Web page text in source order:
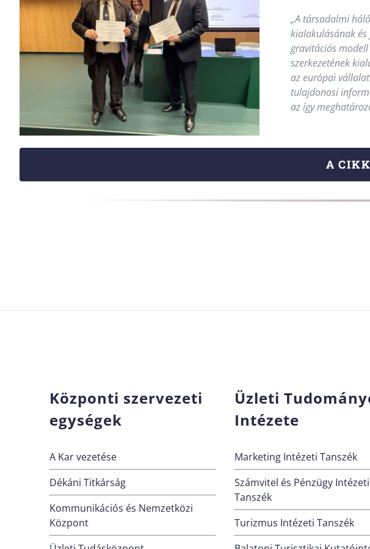
„A társadalmi
kialakulásának és
gravitációs
szerkezetének
az európai
tulajdonosi
az így
A
Központi szervezeti
egységek
A Kar vezetése
Dékáni Titkárság
Kommunikációs és Nemzetközi
Központ
Üzleti
Intézete
Marketing Intézeti Tanszék
Számvitel és Pénzügy Intézeti
Tanszék
Turizmus Intézeti Tanszék